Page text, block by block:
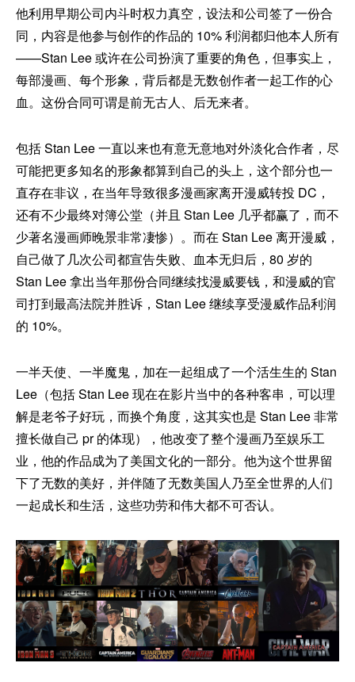
他利用早期公司内斗时权力真空，设法和公司签了一份合
同，内容是他参与创作的作品的 10% 利润都归他本人所有
——Stan Lee 或许在公司扮演了重要的角色，但事实上，
每部漫画、每个形象，背后都是无数创作者一起工作的心
血。这份合同可谓是前无古人、后无来者。
包括 Stan Lee 一直以来也有意无意地对外淡化合作者，尽
可能把更多知名的形象都算到自己的头上，这个部分也一
直存在非议，在当年导致很多漫画家离开漫威转投 DC，
还有不少最终对簿公堂（并且 Stan Lee 几乎都赢了，而不
少著名漫画师晚景非常凄惨）。而在 Stan Lee 离开漫威，
自己做了几次公司都宣告失败、血本无归后，80 岁的
Stan Lee 拿出当年那份合同继续找漫威要钱，和漫威的官
司打到最高法院并胜诉，Stan Lee 继续享受漫威作品利润
的 10%。
一半天使、一半魔鬼，加在一起组成了一个活生生的 Stan
Lee（包括 Stan Lee 现在在影片当中的各种客串，可以理
解是老爷子好玩，而换个角度，这其实也是 Stan Lee 非常
擅长做自己 pr 的体现），他改变了整个漫画乃至娱乐工
业，他的作品成为了美国文化的一部分。他为这个世界留
下了无数的美好，并伴随了无数美国人乃至全世界的人们
一起成长和生活，这些功劳和伟大都不可否认。